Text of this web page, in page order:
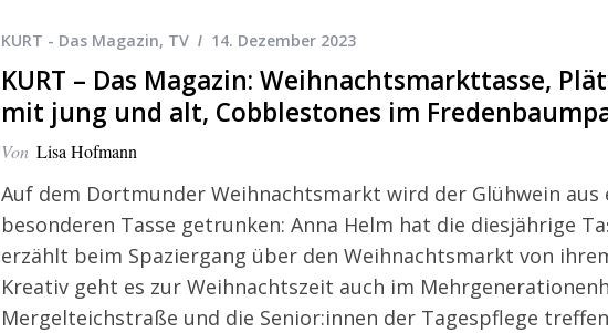
KURT - Das Magazin, TV 14. Dezember 2023
KURT – Das Magazin: Weihnachtsmarkttasse,
mit jung und alt, Cobblestones im
Von Lisa Hofmann
Auf dem Dortmunder Weihnachtsmarkt wird der Glühwein aus
besonderen Tasse getrunken: Anna Helm hat die diesjährige
erzählt beim Spaziergang über den Weihnachtsmarkt von
Kreativ geht es zur Weihnachtszeit auch im
Mergelteichstraße und die Senior:innen der Tagespflege